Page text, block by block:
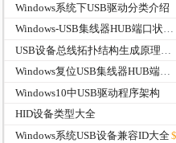
Windows系统下USB驱动分类介绍
Windows-USB集线器HUB端口状态PortStatus
Windows复位USB集线器HUB端口设备RestartUsbPort
Windows10中USB驱动程序架构
HID设备类型大全
Windows系统USB设备兼容ID大全